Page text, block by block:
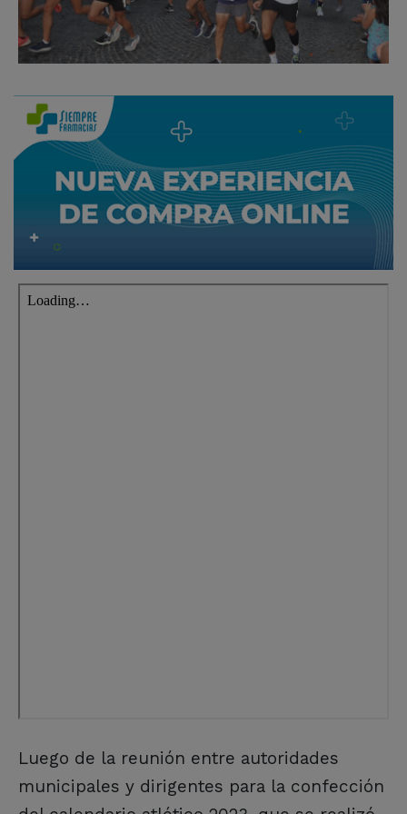
Luego de la reunión entre autoridades
municipales y dirigentes para la confección